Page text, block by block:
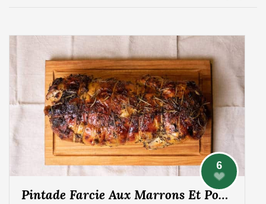
6
Pintade Farcie Aux Marrons Et Pommes, Sauce Aux Morilles